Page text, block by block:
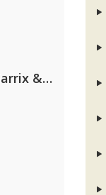
Armin van Buuren, Martin Garrix & Libby Whitehouse